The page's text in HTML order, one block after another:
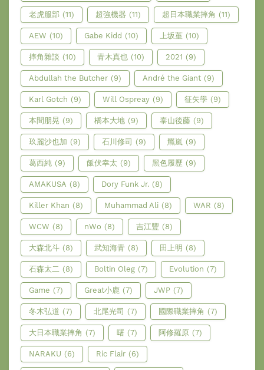
老虎服部 (11) 超強機器 (11) 超日本職業摔角 (11)
AEW (10) Gabe Kidd (10) 上坂堇 (10)
摔角雜談 (10) 青木真也 (10) 2021 (9)
Abdullah the Butcher (9) André the Giant (9)
Karl Gotch (9) Will Ospreay (9) 征矢學 (9)
本間朋晃 (9) 橋本大地 (9) 泰山後藤 (9)
玖麗沙也加 (9) 石川修司 (9) 羆嵐 (9)
葛西純 (9) 飯伏幸太 (9) 黑色履歷 (9)
AMAKUSA (8) Dory Funk Jr. (8)
Killer Khan (8) Muhammad Ali (8) WAR (8)
WCW (8) nWo (8) 吉江豐 (8)
大森北斗 (8) 武知海青 (8) 田上明 (8)
石森太二 (8) Boltin Oleg (7) Evolution (7)
Game (7) Great小鹿 (7) JWP (7)
冬木弘道 (7) 北尾光司 (7) 國際職業摔角 (7)
大日本職業摔角 (7) 曙 (7) 阿修羅原 (7)
NARAKU (6) Ric Flair (6)